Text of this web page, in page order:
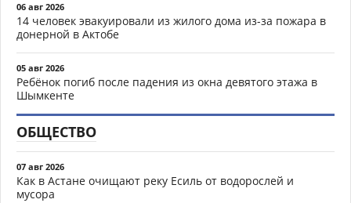
06 авг 2026
14 человек эвакуировали из жилого дома из-за пожара в
донерной в Актобе
05 авг 2026
Ребёнок погиб после падения из окна девятого этажа в
Шымкенте
ОБЩЕСТВО
07 авг 2026
Как в Астане очищают реку Есиль от водорослей и
мусора